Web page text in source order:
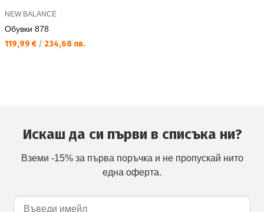
NEW BALANCE
Обувки 878
Текуща цена:
119,99 € / 234,68 лв.
Искаш да си първи в списъка ни?
Вземи -15% за първа поръчка и не пропускай нито
една оферта.